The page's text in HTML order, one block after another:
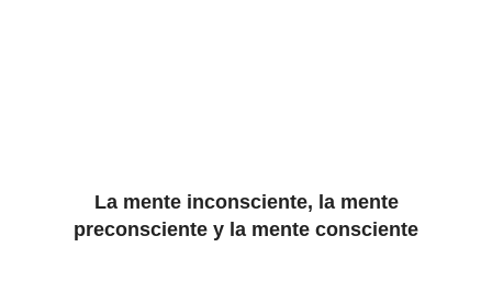
La mente inconsciente, la mente
preconsciente y la mente consciente